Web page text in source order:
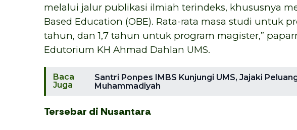
melalui jalur publikasi ilmiah terindeks, khususnya
Based Education (OBE). Rata-rata masa studi untuk
tahun, dan 1,7 tahun untuk program magister,”
Edutorium KH Ahmad Dahlan UMS.
Baca
Juga
Santri Ponpes IMBS Kunjungi UMS, Jajaki
Muhammadiyah
Tersebar di Nusantara